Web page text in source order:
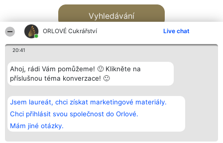
ORLOVÉ Cukrářství Live chat
20:41
Ahoj, rádi Vám pomůžeme! 🙂 Klikněte na
příslušnou téma konverzace! 🙂
Jsem laureát, chci získat marketingové materiály.
Chci přihlásit svou společnost do Orlové.
Mám jiné otázky.
Vyhledávání
Bright Side Solutions sp. z o.
o. sp. k.
ul. Ruska 22
Wrocław 50-079
KRS 0000749100 | Regon
381313360 | NIP 8943132676
Vítězové
Seznam všech
laureátů
Zásady
Zásady
Kontakt